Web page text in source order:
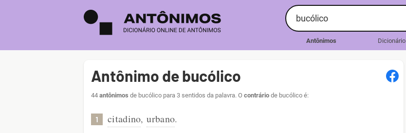
Antônimos Dicionário
Antônimo de bucólico
44 antônimos de bucólico para 3 sentidos da palavra. O contrário de bucólico é:
1 citadino, urbano.